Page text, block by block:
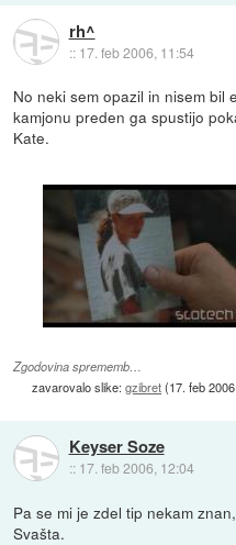
rh^
:: 17. feb 2006, 11:54
No neki sem opazil in nisem bil
kamjonu preden ga spustijo
Kate.
Zgodovina sprememb…
zavarovalo slike:gzibret(17. feb
Keyser Soze
:: 17. feb 2006, 12:04
Pa se mi je zdel tip nekam
Svašta.